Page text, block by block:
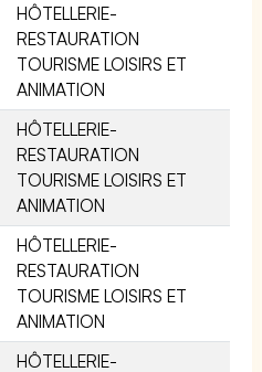
HÔTELLERIE-
RESTAURATION
TOURISME LOISIRS ET
ANIMATION
HÔTELLERIE-
RESTAURATION
TOURISME LOISIRS ET
ANIMATION
HÔTELLERIE-
RESTAURATION
TOURISME LOISIRS ET
ANIMATION
HÔTELLERIE-